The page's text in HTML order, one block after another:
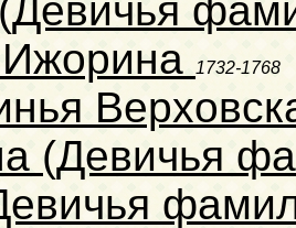
1732-1768
(Девичья